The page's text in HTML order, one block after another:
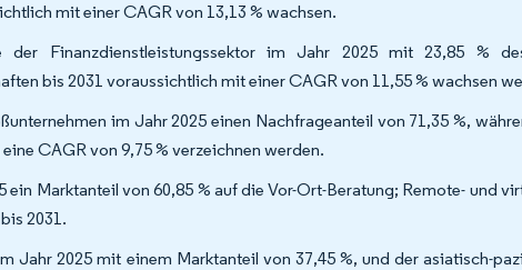
mit einer CAGR von 13,13 % wachsen.
der Finanzdienstleistungssektor im Jahr 2025 mit 23,85 %
bis 2031 voraussichtlich mit einer CAGR von 11,55 % wachsen
im Jahr 2025 einen Nachfrageanteil von 71,35 %,
CAGR von 9,75 % verzeichnen werden.
Marktanteil von 60,85 % auf die Vor-Ort-Beratung; Remote- und
2031.
Jahr 2025 mit einem Marktanteil von 37,45 %, und der asiatisch-